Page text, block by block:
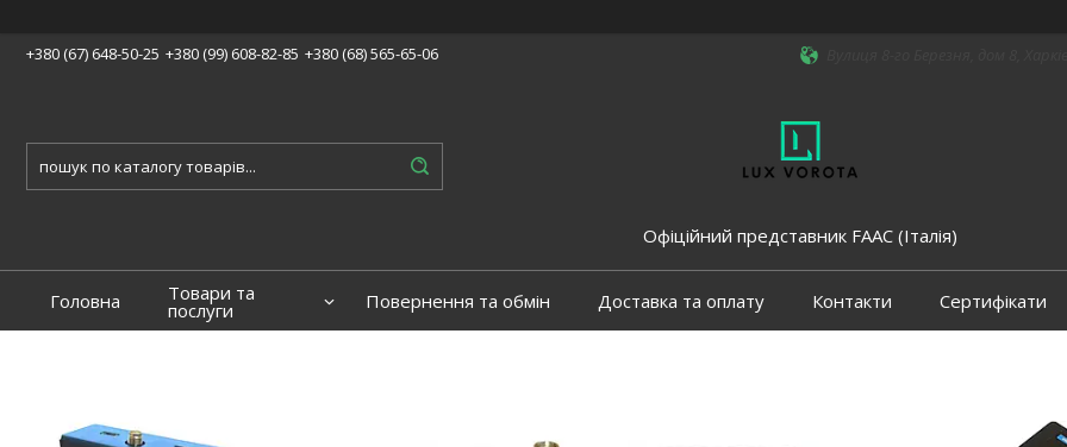
+380 (67) 648-50-25 +380 (99) 608-82-85 +380 (68) 565-65-06
Офіційний представник FAAC (Італія)
Головна Товари та
послуги Повернення та обмін Доставка та оплату Контакти Сертифікати